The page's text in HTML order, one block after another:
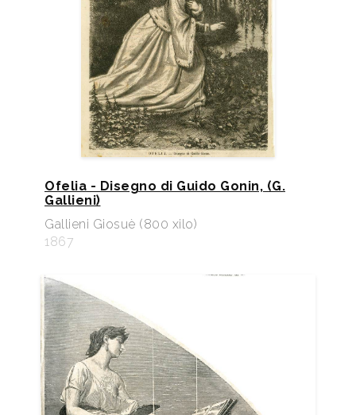
Ofelia - Disegno di Guido Gonin, (G.
Gallieni)
Gallieni Giosuè (800 xilo)
1867